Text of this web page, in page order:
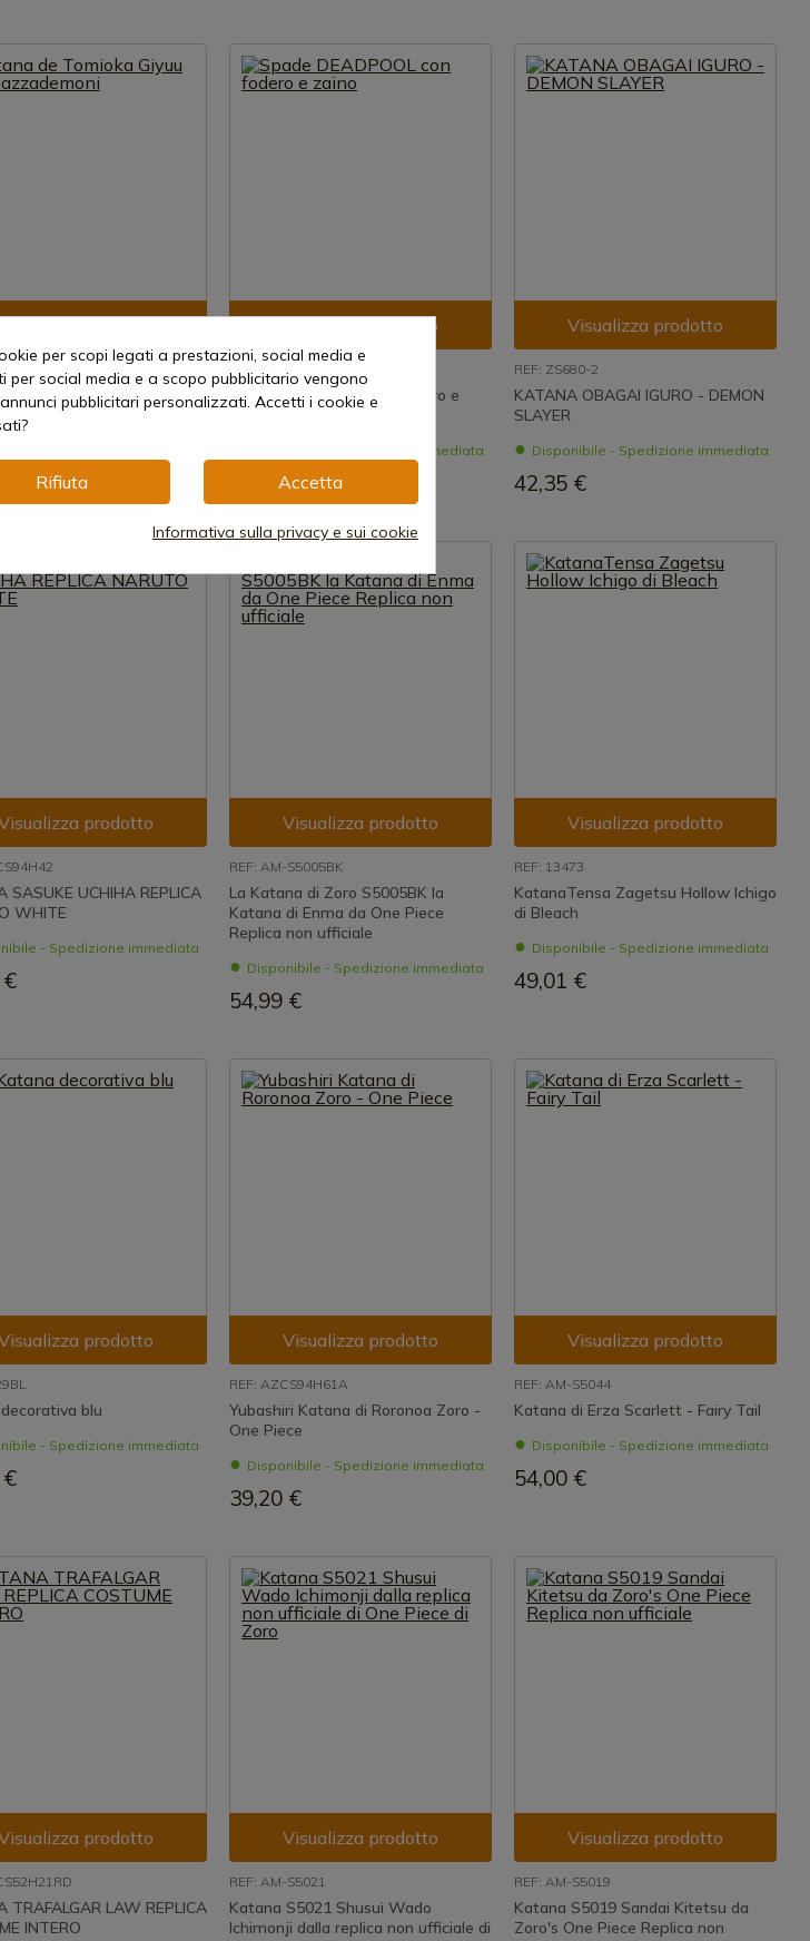
Tomioka Giyuu
Visualizza prodotto
REF: ZSDP
Spade DEADPOOL con fodero e
Disponibile - Spedizione immediata
84,70 €
Visualizza prodotto
REF: ZS680-2
KATANA OBAGAI IGURO - DEMON
SLAYER
Disponibile - Spedizione immediata
42,35 €
prodotto
SASUKE UCHIHA REPLICA
WHITE
- Spedizione immediata
€
Visualizza prodotto
REF: AM-S5005BK
La Katana di Zoro S5005BK la
Katana di Enma da One Piece
Replica non ufficiale
Disponibile - Spedizione immediata
54,99 €
Visualizza prodotto
REF: 13473
KatanaTensa Zagetsu Hollow Ichigo
di Bleach
Disponibile - Spedizione immediata
49,01 €
prodotto
blu
- Spedizione immediata
€
Visualizza prodotto
REF: AZCS94H61A
Yubashiri Katana di Roronoa Zoro -
One Piece
Disponibile - Spedizione immediata
39,20 €
Visualizza prodotto
REF: AM-S5044
Katana di Erza Scarlett - Fairy Tail
Disponibile - Spedizione immediata
54,00 €
prodotto
TRAFALGAR LAW REPLICA
INTERO
Visualizza prodotto
REF: AM-S5021
Katana S5021 Shusui Wado
Ichimonji dalla replica non ufficiale di
Visualizza prodotto
REF: AM-S5019
Katana S5019 Sandai Kitetsu da
Zoro's One Piece Replica non
per scopi legati a prestazioni, social media e
per social media e a scopo pubblicitario vengono
pubblicitari personalizzati. Accetti i cookie e
Rifiuta Accetta
Informativa sulla privacy e sui cookie